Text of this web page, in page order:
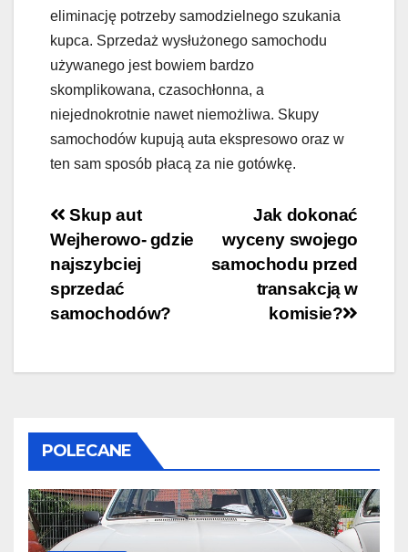
eliminację potrzeby samodzielnego szukania
kupca. Sprzedaż wysłużonego samochodu
używanego jest bowiem bardzo
skomplikowana, czasochłonna, a
niejednokrotnie nawet niemożliwa. Skupy
samochodów kupują auta ekspresowo oraz w
ten sam sposób płacą za nie gotówkę.
Nawigacja
wpisu
Jak dokonać
wyceny swojego
samochodu przed
transakcją w
komisie?
Skup aut
Wejherowo- gdzie
najszybciej
sprzedać
samochodów?
POLECANE